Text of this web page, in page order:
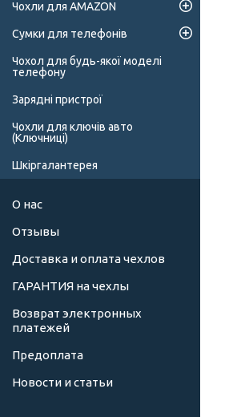
Чохли для AMAZON
Сумки для телефонів
Чохол для будь-якої моделі
телефону
Зарядні пристрої
Чохли для ключів авто
(Ключниці)
Шкіргалантерея
О нас
Отзывы
Доставка и оплата чехлов
ГАРАНТИЯ на чехлы
Возврат электронных
платежей
Предоплата
Новости и статьи